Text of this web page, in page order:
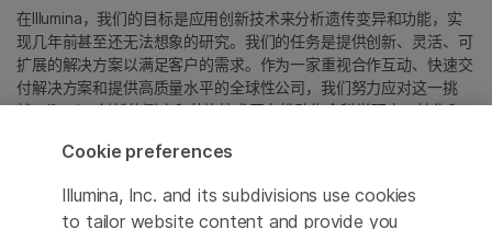
在Illumina，我们的目标是应用创新技术来分析遗传变异和功能，实
现几年前甚至还无法想象的研究。我们的任务是提供创新、灵活、可
扩展的解决方案以满足客户的需求。作为一家重视合作互动、快速交
付解决方案和提供高质量水平的全球性公司，我们努力应对这一挑
战。Illumina创新的测序和芯片技术正在推动生命科学研究、转化和
具体商标信息，请参见
Cookie preferences
Illumina, Inc. and its subdivisions use cookies
to tailor website content and provide you